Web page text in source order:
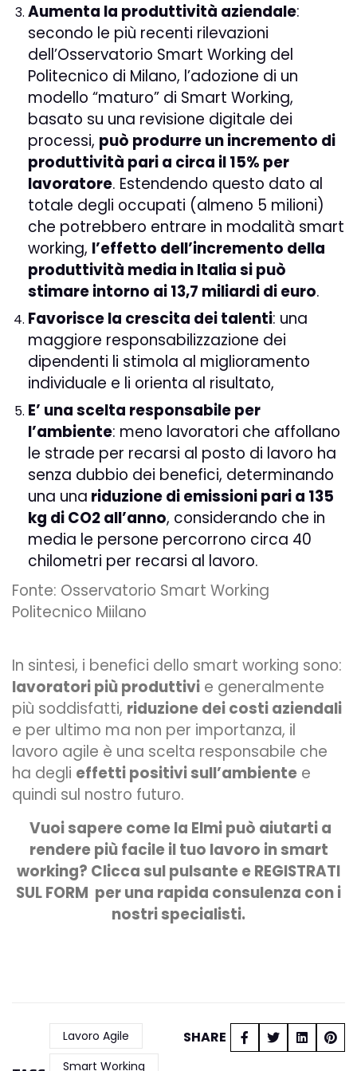
Aumenta la produttività aziendale:
secondo le più recenti rilevazioni
dell’Osservatorio Smart Working del
Politecnico di Milano, l’adozione di un
modello “maturo” di Smart Working,
basato su una revisione digitale dei
processi, può produrre un incremento di
produttività pari a circa il 15% per
lavoratore. Estendendo questo dato al
totale degli occupati (almeno 5 milioni)
che potrebbero entrare in modalità smart
working, l’effetto dell’incremento della
produttività media in Italia si può
stimare intorno ai 13,7 miliardi di euro.
Favorisce la crescita dei talenti: una
maggiore responsabilizzazione dei
dipendenti li stimola al miglioramento
individuale e li orienta al risultato,
E’ una scelta responsabile per
l’ambiente: meno lavoratori che affollano
le strade per recarsi al posto di lavoro ha
senza dubbio dei benefici, determinando
una una riduzione di emissioni pari a 135
kg di CO2 all’anno, considerando che in
media le persone percorrono circa 40
chilometri per recarsi al lavoro.
Fonte: Osservatorio Smart Working
Politecnico Miilano
In sintesi, i benefici dello smart working sono:
lavoratori più produttivi e generalmente
più soddisfatti, riduzione dei costi aziendali
e per ultimo ma non per importanza, il
lavoro agile è una scelta responsabile che
ha degli effetti positivi sull’ambiente e
quindi sul nostro futuro.
Vuoi sapere come la Elmi può aiutarti a
rendere più facile il tuo lavoro in smart
working? Clicca sul pulsante e REGISTRATI
SUL FORM per una rapida consulenza con i
nostri specialisti.
Lavoro Agile
Smart Working
SHARE